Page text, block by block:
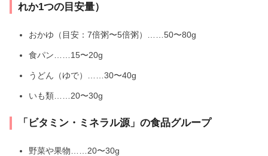
れか1つの目安量）
おかゆ（目安：7倍粥〜5倍粥）……50〜80g
食パン……15〜20g
うどん（ゆで）……30〜40g
いも類……20〜30g
「ビタミン・ミネラル源」の食品グループ
野菜や果物……20〜30g